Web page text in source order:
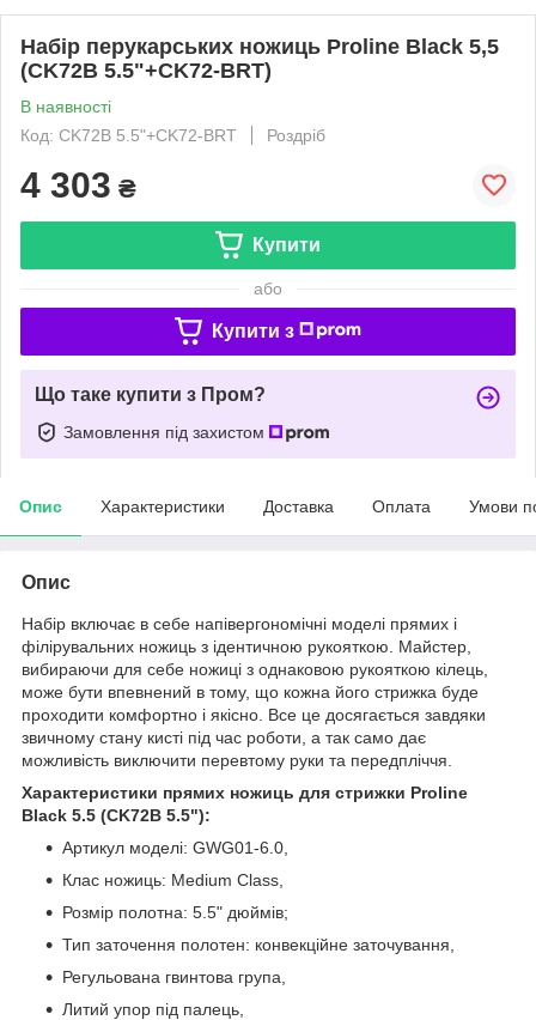
Набір перукарських ножиць Proline Black 5,5
(CK72B 5.5"+CK72-BRT)
В наявності
Код: CK72B 5.5"+CK72-BRT
Роздріб
4 303 ₴
Купити
або
Купити з
Що таке купити з Пром?
Замовлення під захистом
Опис Характеристики Доставка Оплата Умови
Опис
Набір включає в себе напівергономічні моделі прямих і
філірувальних ножиць з ідентичною рукояткою. Майстер,
вибираючи для себе ножиці з однаковою рукояткою кілець,
може бути впевнений в тому, що кожна його стрижка буде
проходити комфортно і якісно. Все це досягається завдяки
звичному стану кисті під час роботи, а так само дає
можливість виключити перевтому руки та передпліччя.
Характеристики прямих ножиць для стрижки Proline
Black 5.5 (CK72B 5.5"):
Артикул моделі: GWG01-6.0,
Клас ножиць: Medium Class,
Розмір полотна: 5.5" дюймів;
Тип заточення полотен: конвекційне заточування,
Регульована гвинтова група,
Литий упор під палець,